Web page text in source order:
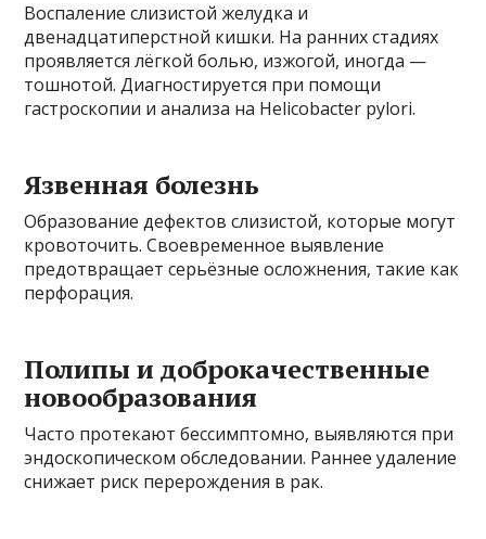
Воспаление слизистой желудка и
двенадцатиперстной кишки. На ранних стадиях
проявляется лёгкой болью, изжогой, иногда —
тошнотой. Диагностируется при помощи
гастроскопии и анализа на Helicobacter pylori.
Язвенная болезнь
Образование дефектов слизистой, которые могут
кровоточить. Своевременное выявление
предотвращает серьёзные осложнения, такие как
перфорация.
Полипы и доброкачественные
новообразования
Часто протекают бессимптомно, выявляются при
эндоскопическом обследовании. Раннее удаление
снижает риск перерождения в рак.